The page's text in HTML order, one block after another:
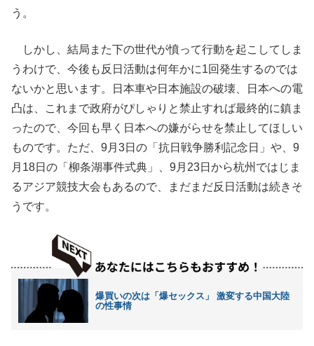
う。
しかし、結局また下の世代が憤って行動を起こしてしま
うわけで、今後も反日活動は何年かに1回発生するのでは
ないかと思います。日本車や日本施設の破壊、日本への電
凸は、これまで政府がぴしゃりと禁止すれば最終的に鎮ま
ったので、今回も早く日本への嫌がらせを禁止してほしい
ものです。ただ、9月3日の「抗日戦争勝利記念日」や、9
月18日の「柳条湖事件式典」、9月23日から杭州ではじま
るアジア競技大会もあるので、まだまだ反日活動は続きそ
うです。
爆買いの次は「爆セックス」 激変する中国大陸
の性事情